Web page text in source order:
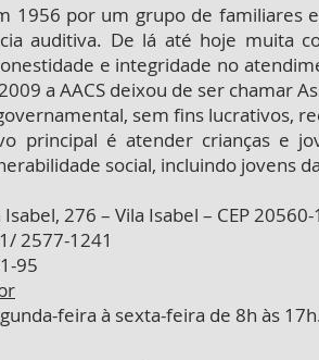
1956 por um grupo de familiares
auditiva. De lá até hoje muita
e integridade no
a AACS deixou de ser chamar
sem fins lucrativos,
principal é atender crianças e
social, incluindo jovens
276 – Vila Isabel – CEP 20560-
2577-1241
95
feira à sexta-feira de 8h às